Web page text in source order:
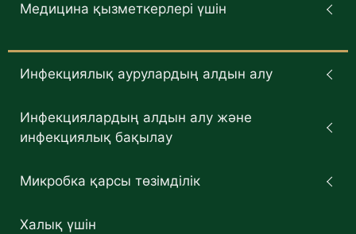
Медицина қызметкерлері үшін
Инфекциялық аурулардың алдын алу
Инфекциялардың алдын алу және
инфекциялық бақылау
Микробка қарсы төзімділік
Халық үшін